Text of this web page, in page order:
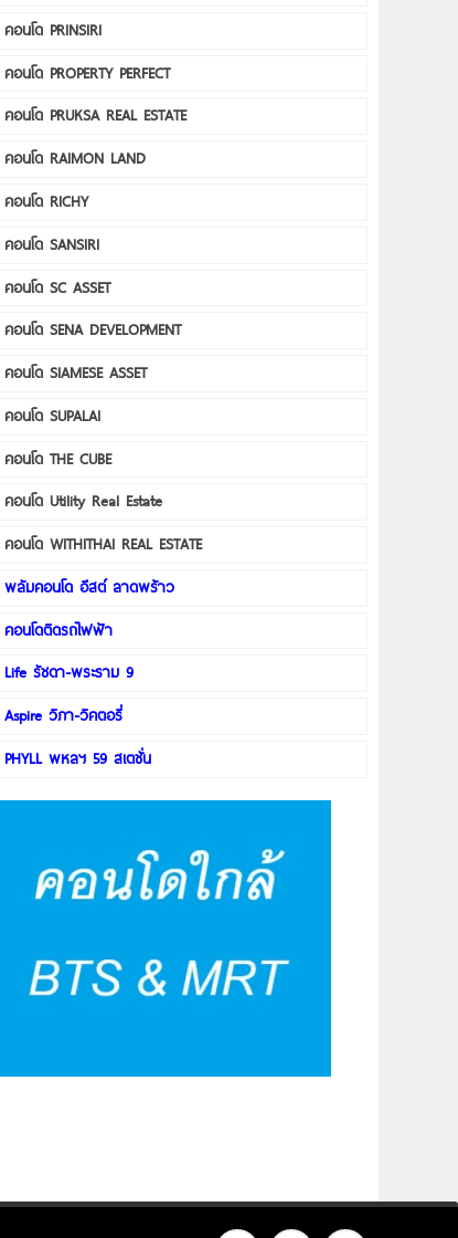
คอนโด PRINSIRI
คอนโด PROPERTY PERFECT
คอนโด PRUKSA REAL ESTATE
คอนโด RAIMON LAND
คอนโด RICHY
คอนโด SANSIRI
คอนโด SC ASSET
คอนโด SENA DEVELOPMENT
คอนโด SIAMESE ASSET
คอนโด SUPALAI
คอนโด THE CUBE
คอนโด Utility Real Estate
คอนโด WITHITHAI REAL ESTATE
พลัมคอนโด อีสต์ ลาดพร้าว
คอนโดติดรถไฟฟ้า
Life รัชดา-พระราม 9
Aspire วิภา-วิคตอรี่
PHYLL พหลฯ 59 สเตชั่น